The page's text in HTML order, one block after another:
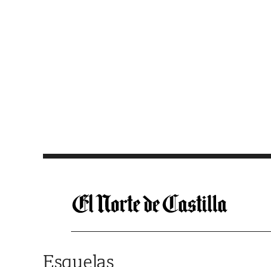
Esquelas